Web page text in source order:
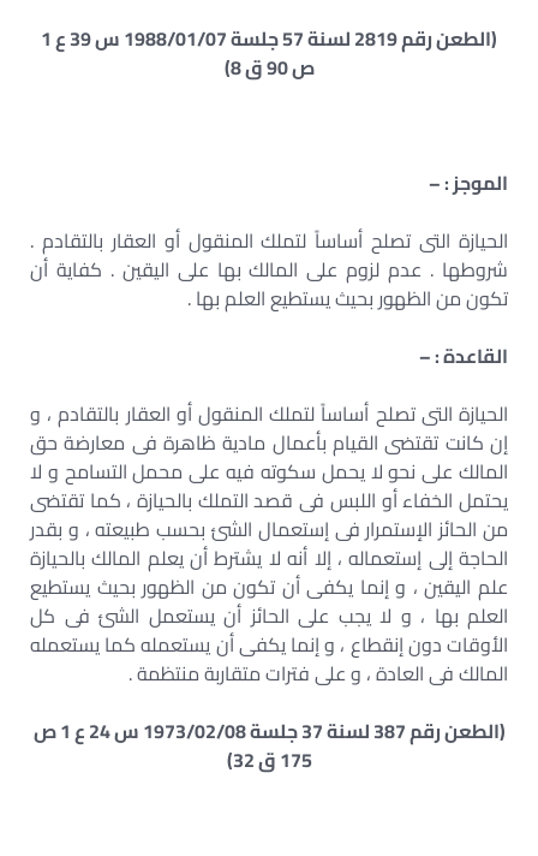
(الطعن رقم 2819 لسنة 57 جلسة 1988/01/07 س 39 ع 1
ص 90 ق 8)
الموجز : –
الحيازة التى تصلح أساساً لتملك المنقول أو العقار بالتقادم .
شروطها . عدم لزوم على المالك بها على اليقين . كفاية أن
تكون من الظهور بحيث يستطيع العلم بها .
القاعدة : –
الحيازة التى تصلح أساساً لتملك المنقول أو العقار بالتقادم ، و
إن كانت تقتضى القيام بأعمال مادية ظاهرة فى معارضة حق
المالك على نحو لا يحمل سكوته فيه على محمل التسامح و لا
يحتمل الخفاء أو اللبس فى قصد التملك بالحيازة ، كما تقتضى
من الحائز الإستمرار فى إستعمال الشئ بحسب طبيعته ، و بقدر
الحاجة إلى إستعماله ، إلا أنه لا يشترط أن يعلم المالك بالحيازة
علم اليقين ، و إنما يكفى أن تكون من الظهور بحيث يستطيع
العلم بها ، و لا يجب على الحائز أن يستعمل الشئ فى كل
الأوقات دون إنقطاع ، و إنما يكفى أن يستعمله كما يستعمله
المالك فى العادة ، و على فترات متقاربة منتظمة .
(الطعن رقم 387 لسنة 37 جلسة 1973/02/08 س 24 ع 1 ص
175 ق 32)